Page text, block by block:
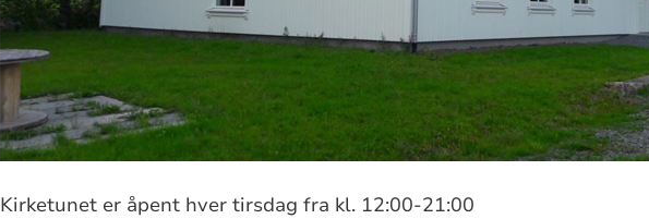
Kirketunet er åpent hver tirsdag fra kl. 12:00-21:00